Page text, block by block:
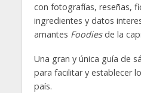
con fotografías, reseñas,
ingredientes y datos
amantes Foodiesde la
Una gran y única guía de
para facilitar y establecer
país.